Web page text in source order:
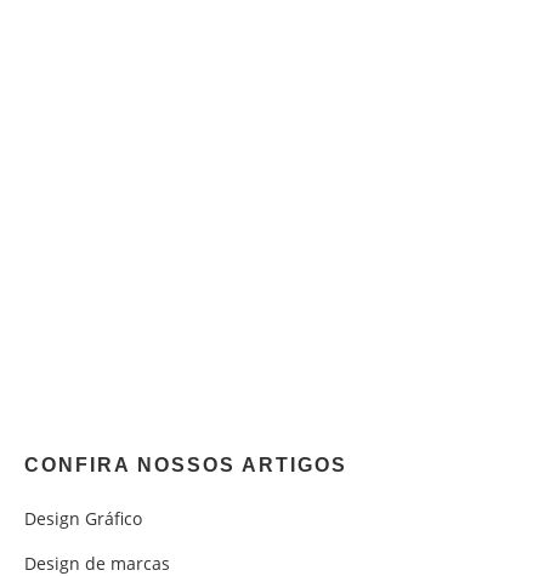
CONFIRA NOSSOS ARTIGOS
Design Gráfico
Design de marcas